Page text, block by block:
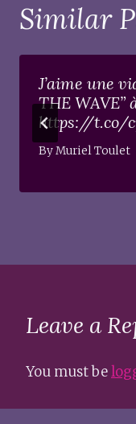
Similar
J’aime une
THE WAVE”
https://t.co/
ByMuriel Toulet
Leave a
You must be